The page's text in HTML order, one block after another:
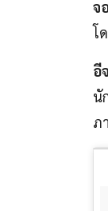
จ
โ
อี
นั
ภ